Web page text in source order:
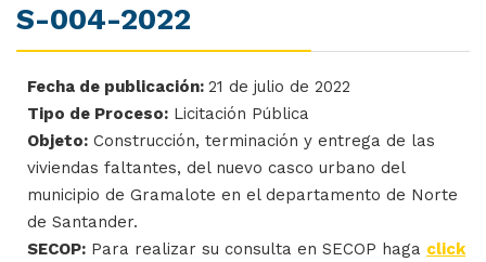
S-004-2022
Fecha de publicación: 21 de julio de 2022
Tipo de Proceso: Licitación Pública
Objeto: Construcción, terminación y entrega de las
viviendas faltantes, del nuevo casco urbano del
municipio de Gramalote en el departamento de Norte
de Santander.
SECOP: Para realizar su consulta en SECOP haga click